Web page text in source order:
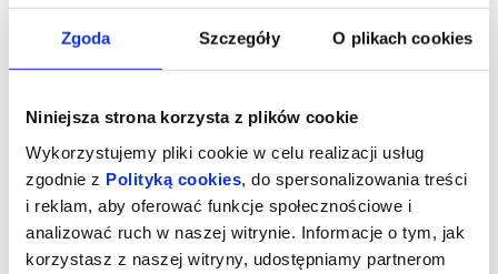
Zgoda Szczegóły O plikach cookies
Niniejsza strona korzysta z plików cookie
Wykorzystujemy pliki cookie w celu realizacji usług
zgodnie z Polityką cookies , do spersonalizowania treści
i reklam, aby oferować funkcje społecznościowe i
analizować ruch w naszej witrynie. Informacje o tym, jak
korzystasz z naszej witryny, udostępniamy partnerom